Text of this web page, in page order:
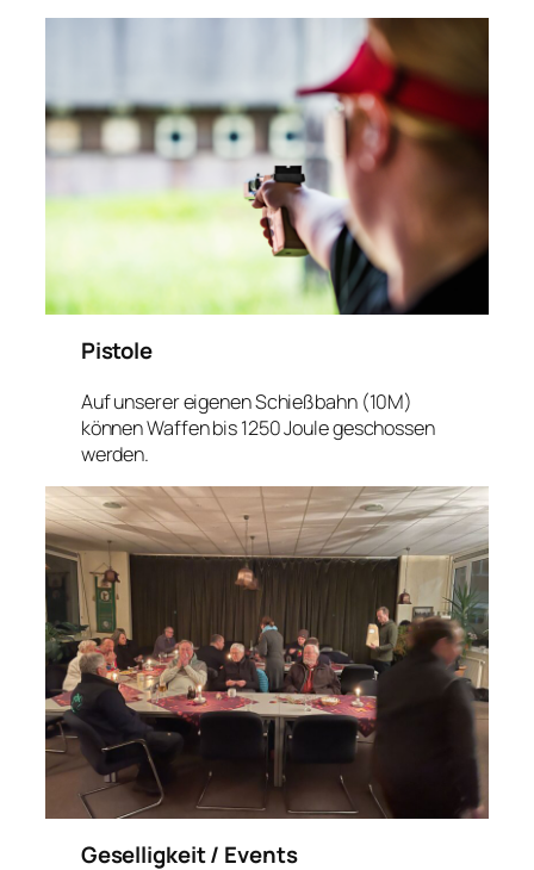
Pistole
Auf unserer eigenen Schießbahn (10M)
können Waffen bis 1250 Joule geschossen
werden.
Geselligkeit / Events